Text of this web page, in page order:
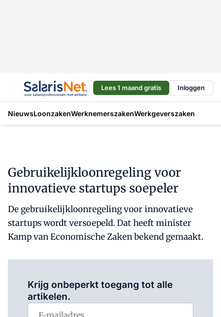
Lees 1 maand gratis Inloggen
NieuwsLoonzakenWerknemerszakenWerkgeverszaken
Gebruikelijkloonregeling voor
innovatieve startups soepeler
De gebruikelijkloonregeling voor innovatieve
startups wordt versoepeld. Dat heeft minister
Kamp van Economische Zaken bekend gemaakt.
Krijg onbeperkt toegang tot alle
artikelen.